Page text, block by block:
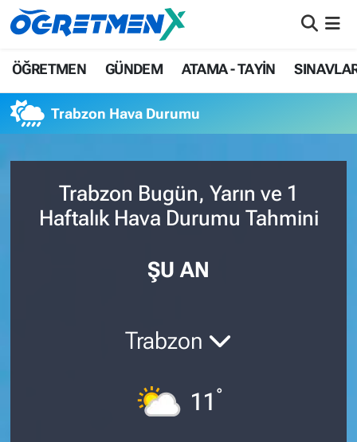
ÖĞRETMEN GÜNDEM ATAMA - TAYİN
Trabzon Hava Durumu
Trabzon Bugün, Yarın ve 1
Haftalık Hava Durumu Tahmini
ŞU AN
Trabzon
11 °
ÖĞRETMEN
SINAVLAR
HAYATIN İÇİNDEN
UZMAN ÖĞRETMENLİK
İstanbul Nöbetçi Eczaneler
İstanbul Trafik Yoğunluk Haritası
Süper Lig Puan Durumu ve Fikstür